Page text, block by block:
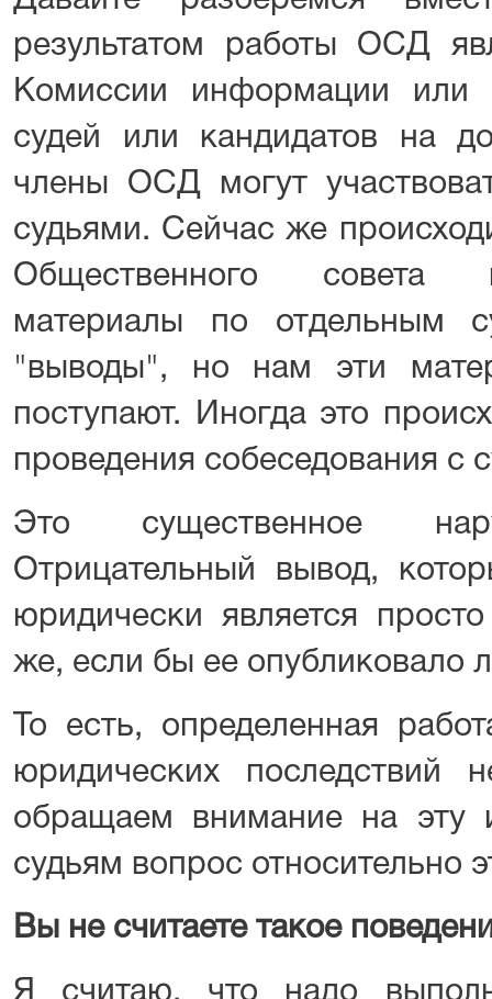
результатом работы ОСД
Комиссии информации или
судей или кандидатов на
члены ОСД могут
судьями. Сейчас же
Общественного совета
материалы по отдельным
"выводы", но нам эти
поступают. Иногда это
проведения собеседования с
Это существенное
Отрицательный вывод,
юридически является
же, если бы ее
То есть, определенная
юридических последствий
обращаем внимание на эту
судьям вопрос относительно
Вы не считаете такое
Я считаю, что надо